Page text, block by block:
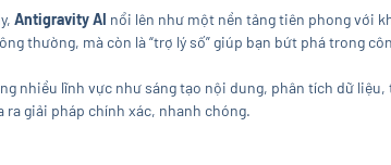
Antigravity AI nổi lên như một nền tảng tiên phong với
thường, mà còn là “trợ lý số” giúp bạn bứt phá trong
nhiều lĩnh vực như sáng tạo nội dung, phân tích dữ liệu,
giải pháp chính xác, nhanh chóng.